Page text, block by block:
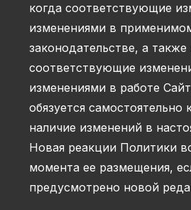
когда соответствующие
изменениями в
законодательстве, а также
соответствующие
изменениями в работе
обязуется самостоятельно
наличие изменений в
Новая реакции Политики
момента ее размещения,
предусмотрено новой